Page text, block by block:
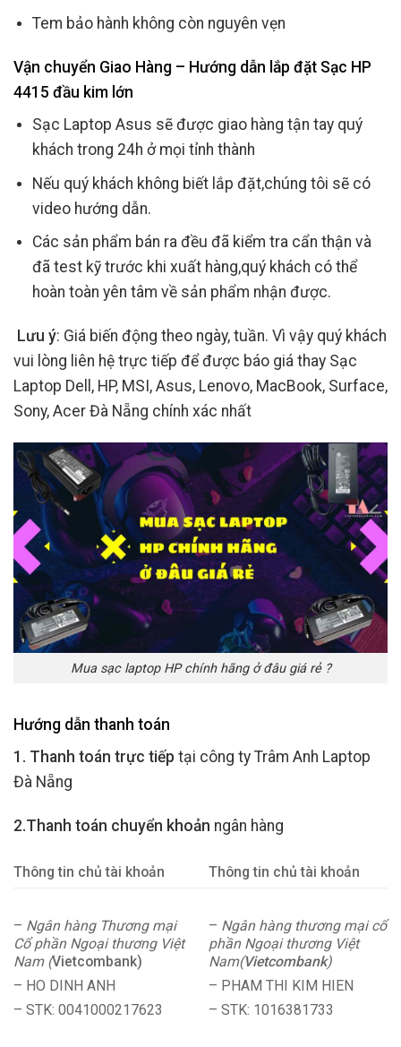
Tem bảo hành không còn nguyên vẹn
Vận chuyển Giao Hàng – Hướng dẫn lắp đặt Sạc HP
4415 đầu kim lớn
Sạc Laptop Asus sẽ được giao hàng tận tay quý
khách trong 24h ở mọi tỉnh thành
Nếu quý khách không biết lắp đặt,chúng tôi sẽ có
video hướng dẫn.
Các sản phẩm bán ra đều đã kiểm tra cẩn thận và
đã test kỹ trước khi xuất hàng,quý khách có thể
hoàn toàn yên tâm về sản phẩm nhận được.
Lưu ý: Giá biến động theo ngày, tuần. Vì vậy quý khách
vui lòng liên hệ trực tiếp để được báo giá thay Sạc
Laptop Dell, HP, MSI, Asus, Lenovo, MacBook, Surface,
Sony, Acer Đà Nẵng chính xác nhất
Mua sạc laptop HP chính hãng ở đâu giá rẻ ?
Hướng dẫn thanh toán
1. Thanh toán trực tiếp tại công ty Trâm Anh Laptop
Đà Nẵng
2.Thanh toán chuyển khoản ngân hàng
Thông tin chủ tài khoản Thông tin chủ tài khoản
– Ngân hàng Thương mại
Cổ phần Ngoại thương Việt
Nam (Vietcombank)
– HO DINH ANH
– STK: 0041000217623
– Ngân hàng thương mại cổ
phần Ngoại thương Việt
Nam(Vietcombank)
– PHAM THI KIM HIEN
– STK: 1016381733